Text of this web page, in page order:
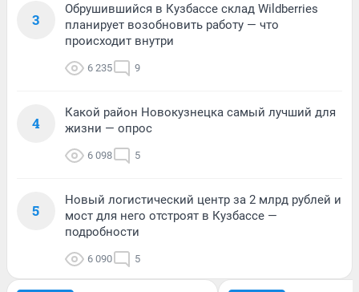
3
Обрушившийся в Кузбассе склад Wildberries
планирует возобновить работу — что
происходит внутри
6 235 9
4
Какой район Новокузнецка самый лучший для
жизни — опрос
6 098 5
5
Новый логистический центр за 2 млрд рублей и
мост для него отстроят в Кузбассе —
подробности
6 090 5